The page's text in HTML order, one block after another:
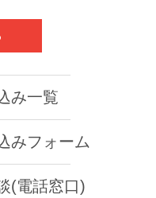
み一覧
みフォーム
(電話窓口)